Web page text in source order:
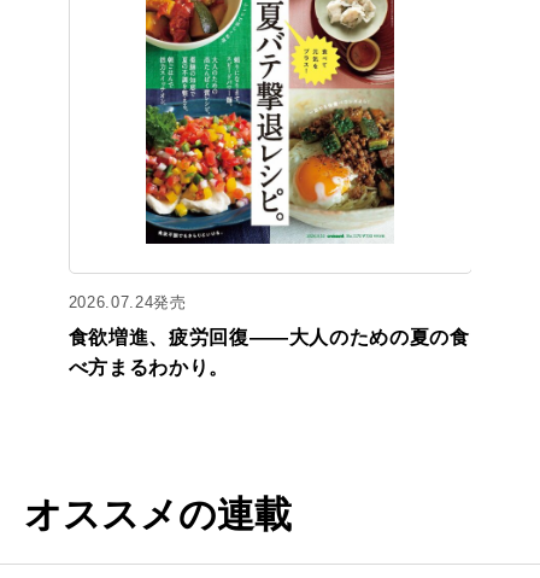
2026.07.24発売
食欲増進、疲労回復——大人のための夏の食
べ方まるわかり。
オススメの連載